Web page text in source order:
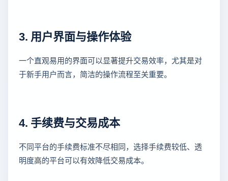
3. 用户界面与操作体验
一个直观易用的界面可以显著提升交易效率，尤其是对
于新手用户而言，简洁的操作流程至关重要。
4. 手续费与交易成本
不同平台的手续费标准不尽相同，选择手续费较低、透
明度高的平台可以有效降低交易成本。